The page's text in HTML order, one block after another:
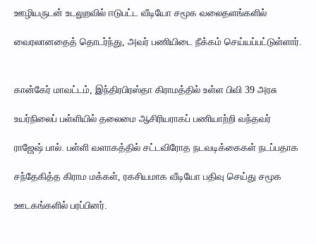
ஊழியருடன் உடலுறவில் ஈடுபட்ட வீடியோ சமூக வலைதளங்களில்
வைரலானதைத் தொடர்ந்து, அவர் பணியிடை நீக்கம் செய்யப்பட்டுள்ளார்.
கான்கேர் மாவட்டம், இந்திரபிரஸ்தா கிராமத்தில் உள்ள பிவி 39 அரசு
உயர்நிலைப் பள்ளியில் தலைமை ஆசிரியராகப் பணியாற்றி வந்தவர்
ராஜேஷ் பால். பள்ளி வளாகத்தில் சட்டவிரோத நடவடிக்கைகள் நடப்பதாக
சந்தேகித்த கிராம மக்கள், ரகசியமாக வீடியோ பதிவு செய்து சமூக
ஊடகங்களில் பரப்பினர்.